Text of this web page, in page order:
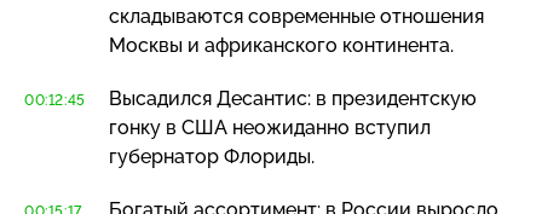
складываются современные отношения
Москвы и африканского континента.
00:12:45
Высадился Десантис: в президентскую
гонку в США неожиданно вступил
губернатор Флориды.